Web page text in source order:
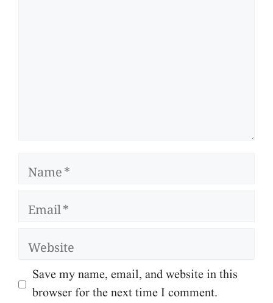
Save my name, email, and website in this
browser for the next time I comment.